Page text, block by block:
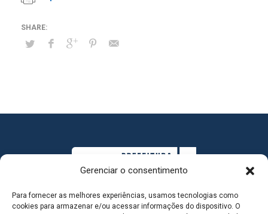
Gerenciar o consentimento
Para fornecer as melhores experiências, usamos tecnologias como
cookies para armazenar e/ou acessar informações do dispositivo. O